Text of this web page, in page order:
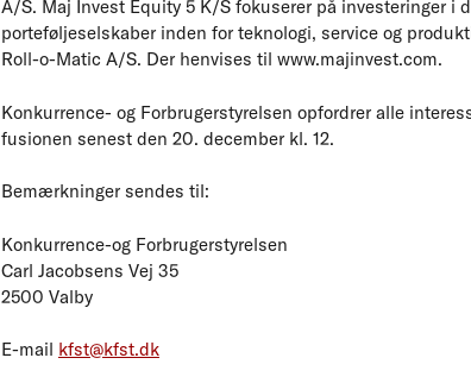
A/S. Maj Invest Equity 5 K/S fokuserer på investeringer i
porteføljeselskaber inden for teknologi, service og
Roll-o-Matic A/S. Der henvises til www.majinvest.com.
Konkurrence- og Forbrugerstyrelsen opfordrer alle
fusionen senest den 20. december kl. 12.
Bemærkninger sendes til:
Konkurrence-og Forbrugerstyrelsen
Carl Jacobsens Vej 35
2500 Valby
E-mail kfst@kfst.dk